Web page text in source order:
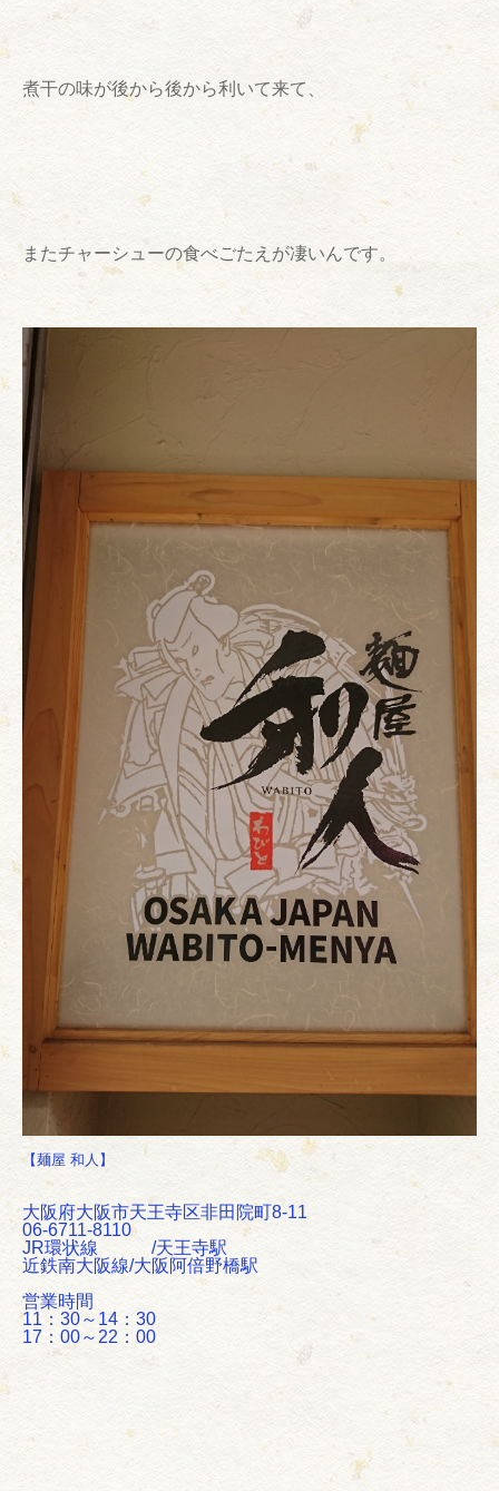
煮干の味が後から後から利いて来て、
またチャーシューの食べごたえが凄いんです。
【麺屋 和人】
大阪府大阪市天王寺区非田院町8-11
06-6711-8110
JR環状線 /天王寺駅
近鉄南大阪線/大阪阿倍野橋駅
営業時間
11：30～14：30
17：00～22：00